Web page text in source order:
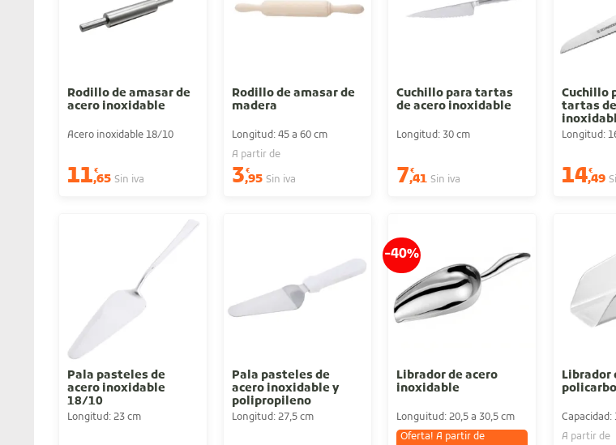
Rodillo de amasar de
acero inoxidable
Acero inoxidable 18/10
11€
,65 Sin iva
Rodillo de amasar de
madera
Longitud: 45 a 60 cm
A partir de
3€
,95 Sin iva
Cuchillo para tartas
de acero inoxidable
Longitud: 30 cm
7€
,41 Sin iva
Cuchillo
tartas
Longitud:
14€
,49
Pala pasteles de
acero inoxidable
18/10
Longitud: 23 cm
Pala pasteles de
acero inoxidable y
polipropileno
Longitud: 27,5 cm
-40%
Librador de acero
inoxidable
Longuitud: 20,5 a 30,5 cm
Oferta! A partir de
Librador
Capacidad:
A partir de